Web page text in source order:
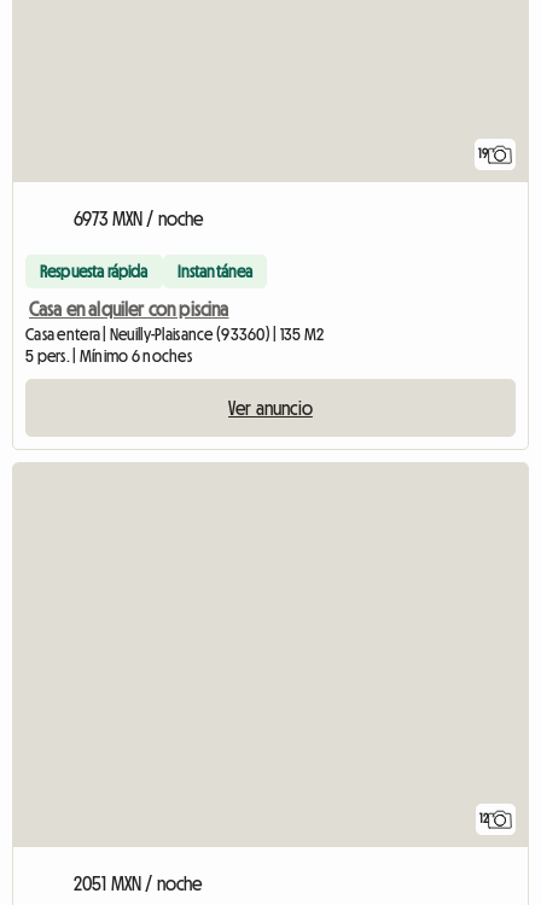
19
6973 MXN / noche
Respuesta rápida Instantánea
Casa en alquiler con piscina
Casa entera | Neuilly-Plaisance (93360) | 135 M2
5 pers. | Mínimo 6 noches
Ver anuncio
12
2051 MXN / noche